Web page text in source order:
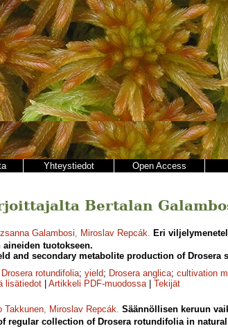
Yhteystiedot Open Access
Bertalan
Galambosi, Miroslav Repcák. Eri
tuotokseen.
and secondary metabolite production of Drosera
Drosera rotundifolia; yield; Drosera anglica; cultivation
lisätiedot Artikkeli PDF-muodossa| Tekijät
Takkunen, Miroslav Repcák. Säännöllisen keruun
regular collection of Drosera rotundifolia in